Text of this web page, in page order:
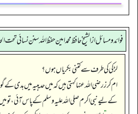
فوائد ومسائل از الشيخ حافظ محمد امين حفظ الله سنن نسائي تحت
لڑکی کی طرف سے کتنی بکریاں ہوں؟
ام کرز رضی اللہ عنہا کہتی ہیں کہ میں حدیبیہ میں
کے لیے نبی اکرم صلی اللہ علیہ وسلم کے پاس آئی،